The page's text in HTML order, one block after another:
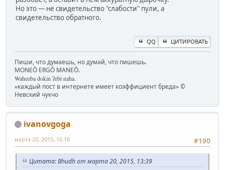
Но это — не свидетельство "слабости" пули, а
свидетельство обратного.
QQ ЦИТИРОВАТЬ
Пиши, что думаешь, но думай, что пишешь.
MONEŌ ERGŌ MANEŌ.
Waheeba dokin ʔebi naha.
«каждый пост в интернете имеет коэффициент бреда» ©
Невский чукчо
ivanovgoga
#190
марта 20, 2015, 16:18
Цитата: Bhudh от марта 20, 2015, 13:39